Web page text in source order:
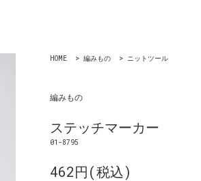
HOME > 編みもの > ニットツール
編みもの
ステッチマーカー
01-8795
462円(税込)